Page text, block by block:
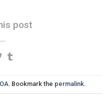
post
. Bookmark the permalink.